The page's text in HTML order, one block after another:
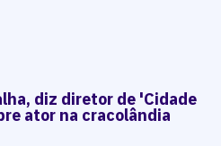
diz diretor de 'Cidade
ator na cracolândia